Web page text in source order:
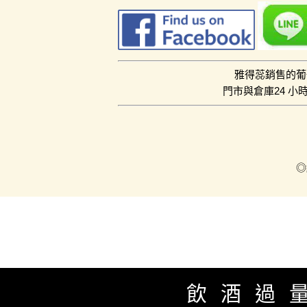
雅得蕊銷售的
門市與倉庫24 小
◎
飲酒過